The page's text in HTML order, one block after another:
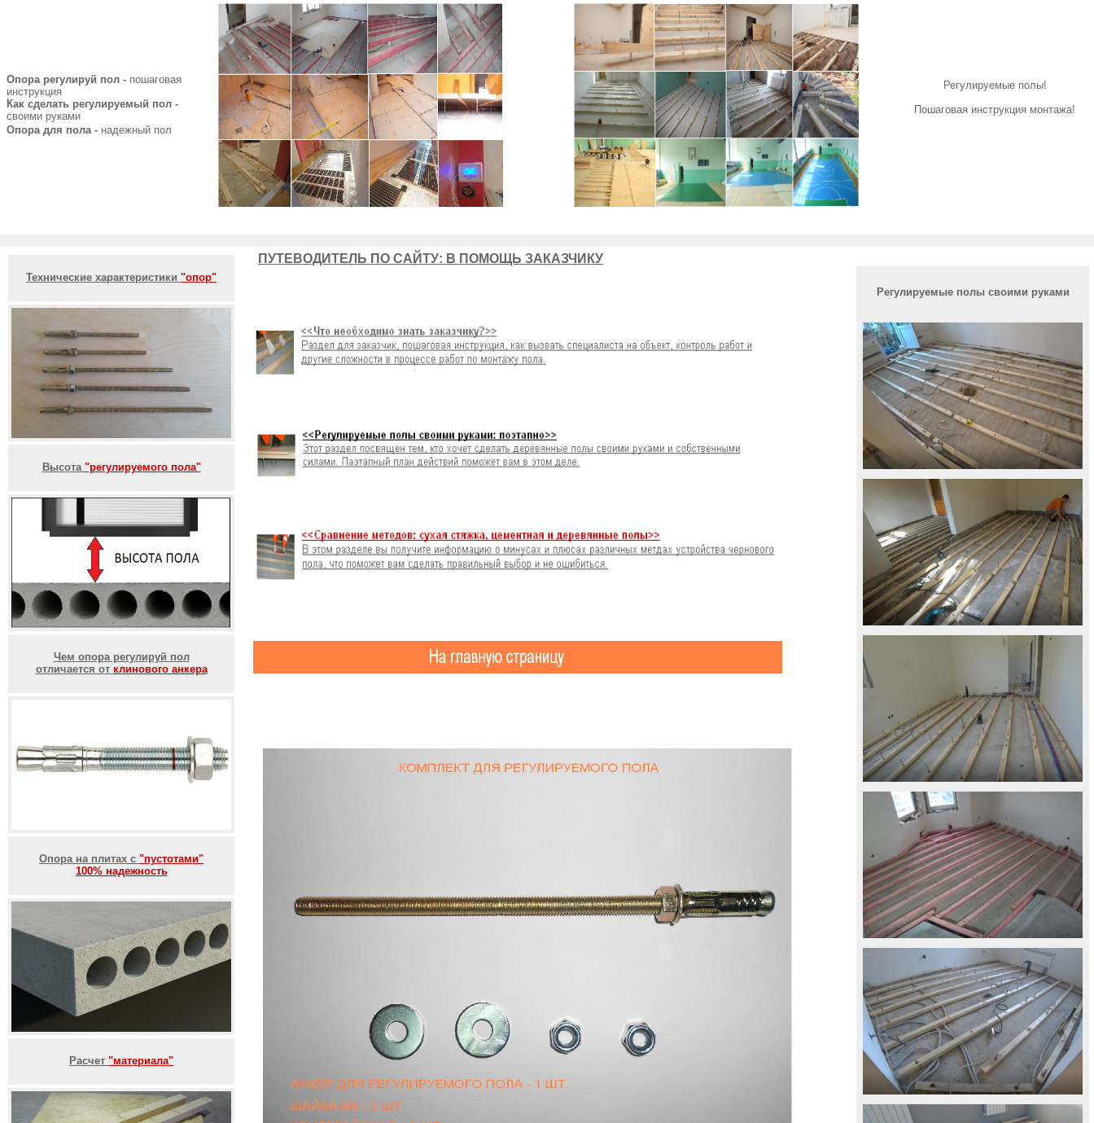
Опора регулируй пол - пошаговая
инструкция
Как сделать регулируемый пол -
своими руками
Опора для пола - надежный пол
Регулируемые полы!
Пошаговая инструкция монтажа!
Технические характеристики "опор"
Высота "регулируемого пола"
Чем опора регулируй пол
отличается от клинового анкера
Опора на плитах с "пустотами"
100% надежность
Расчет "материала"
ПУТЕВОДИТЕЛЬ ПО САЙТУ: В ПОМОЩЬ ЗАКАЗЧИКУ
Регулируемые полы своими руками